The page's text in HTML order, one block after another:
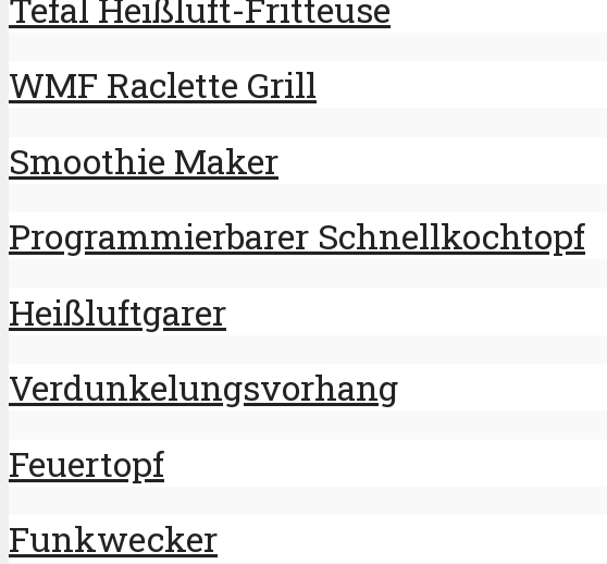
WMF Raclette Grill
Smoothie Maker
Programmierbarer Schnellkochtopf
Heißluftgarer
Verdunkelungsvorhang
Feuertopf
Funkwecker